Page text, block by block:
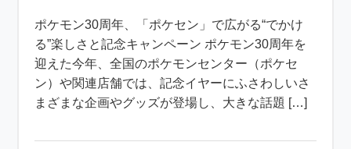
ポケモン30周年、「ポケセン」で広がる“でかけ
る”楽しさと記念キャンペーン ポケモン30周年を
迎えた今年、全国のポケモンセンター（ポケセ
ン）や関連店舗では、記念イヤーにふさわしいさ
まざまな企画やグッズが登場し、大きな話題 […]